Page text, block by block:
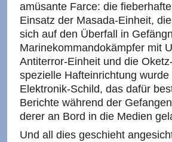
amüsante Farce: die
Einsatz der Masada-Einheit,
sich auf den Überfall in
Marinekommandokämpfer mit
Antiterror-Einheit und die
spezielle Hafteinrichtung
Elektronik-Schild, das dafür
Berichte während der
derer an Bord in die Medien
Und all dies geschieht